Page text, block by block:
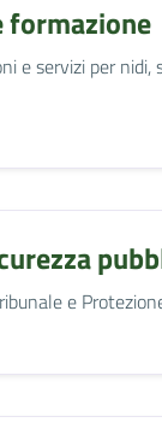
formazione
e servizi per nidi,
e